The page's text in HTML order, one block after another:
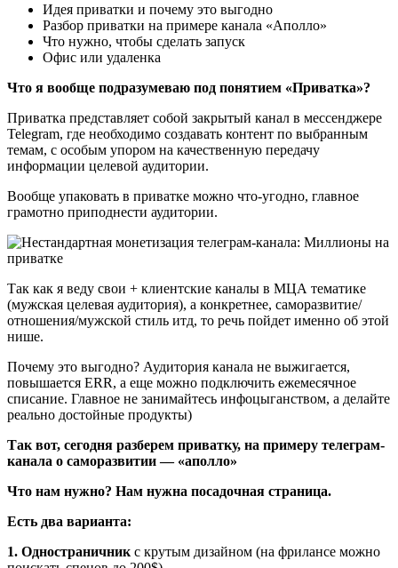
Идея приватки и почему это выгодно
Разбор приватки на примере канала «Аполло»
Что нужно, чтобы сделать запуск
Офис или удаленка
Что я вообще подразумеваю под понятием «Приватка»?
Приватка представляет собой закрытый канал в мессенджере
Telegram, где необходимо создавать контент по выбранным
темам, с особым упором на качественную передачу
информации целевой аудитории.
Вообще упаковать в приватке можно что-угодно, главное
грамотно приподнести аудитории.
Так как я веду свои + клиентские каналы в МЦА тематике
(мужская целевая аудитория), а конкретнее, саморазвитие/
отношения/мужской стиль итд, то речь пойдет именно об этой
нише.
Почему это выгодно? Аудитория канала не выжигается,
повышается ERR, а еще можно подключить ежемесячное
списание. Главное не занимайтесь инфоцыганством, а делайте
реально достойные продукты)
Так вот, сегодня разберем приватку, на примеру телеграм-
канала о саморазвитии — «аполло»
Что нам нужно? Нам нужна посадочная страница.
Есть два варианта:
1. Одностраничник с крутым дизайном (на фрилансе можно